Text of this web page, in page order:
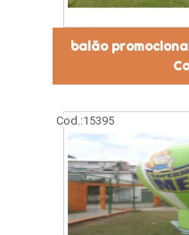
balão
Cod.:15395